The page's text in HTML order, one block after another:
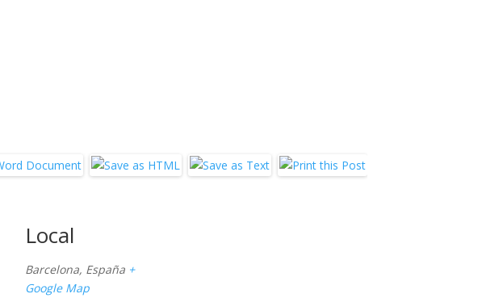
Local
Barcelona, España +
Google Map